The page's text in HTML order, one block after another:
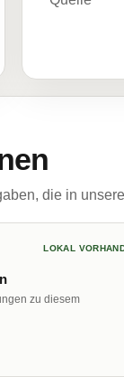
die in
LOKAL
zu diesem